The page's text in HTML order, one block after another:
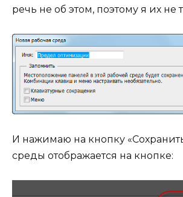
речь не об этом, поэтому я их не
И нажимаю на кнопку
среды отображается на кнопке: